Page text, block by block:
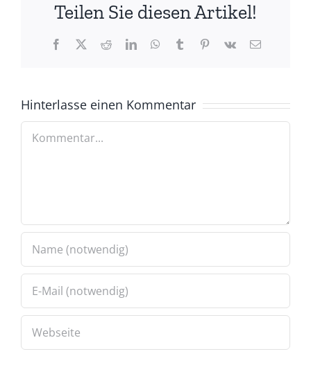
Teilen Sie diesen Artikel!
Facebook
X RedditLinkedInWhatsApp
TumblrPinterest
Vk
E-
Hinterlasse einen Kommentar
Kommentar